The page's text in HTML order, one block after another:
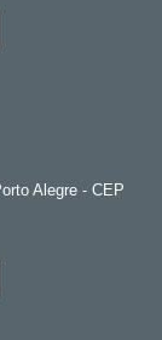
Alegre - CEP